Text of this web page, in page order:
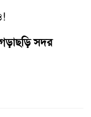
সদর